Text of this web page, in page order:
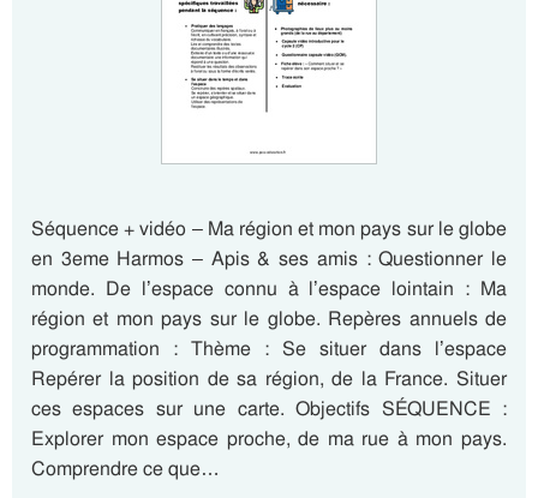
Séquence + vidéo – Ma région et mon pays sur le globe
en 3eme Harmos – Apis & ses amis : Questionner le
monde. De l’espace connu à l’espace lointain : Ma
région et mon pays sur le globe. Repères annuels de
programmation : Thème : Se situer dans l’espace
Repérer la position de sa région, de la France. Situer
ces espaces sur une carte. Objectifs SÉQUENCE :
Explorer mon espace proche, de ma rue à mon pays.
Comprendre ce que…